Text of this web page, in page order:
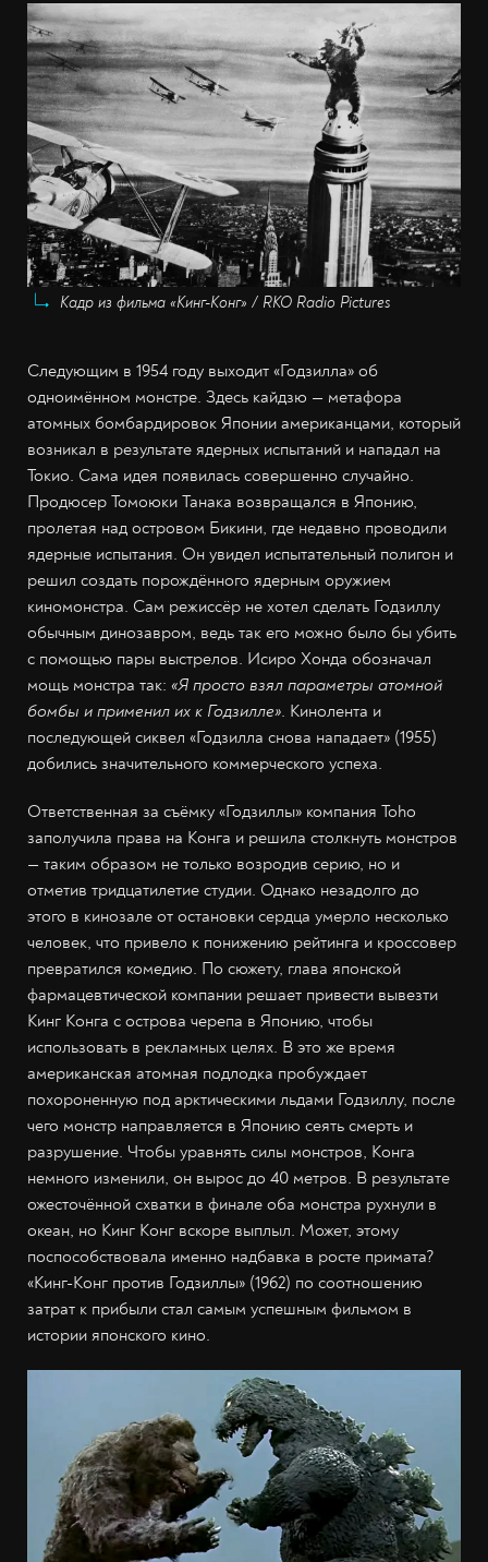
Кадр из фильма «Кинг-Конг» / RKO Radio Pictures
Следующим в 1954 году выходит «Годзилла» об
одноимённом монстре. Здесь кайдзю — метафора
атомных бомбардировок Японии американцами, который
возникал в результате ядерных испытаний и нападал на
Токио. Сама идея появилась совершенно случайно.
Продюсер Томоюки Танака возвращался в Японию,
пролетая над островом Бикини, где недавно проводили
ядерные испытания. Он увидел испытательный полигон и
решил создать порождённого ядерным оружием
киномонстра. Сам режиссёр не хотел сделать Годзиллу
обычным динозавром, ведь так его можно было бы убить
с помощью пары выстрелов. Исиро Хонда обозначал
мощь монстра так: «Я просто взял параметры атомной
бомбы и применил их к Годзилле». Кинолента и
последующей сиквел «Годзилла снова нападает» (1955)
добились значительного коммерческого успеха.
Ответственная за съёмку «Годзиллы» компания Toho
заполучила права на Конга и решила столкнуть монстров
— таким образом не только возродив серию, но и
отметив тридцатилетие студии. Однако незадолго до
этого в кинозале от остановки сердца умерло несколько
человек, что привело к понижению рейтинга и кроссовер
превратился комедию. По сюжету, глава японской
фармацевтической компании решает привести вывезти
Кинг Конга с острова черепа в Японию, чтобы
использовать в рекламных целях. В это же время
американская атомная подлодка пробуждает
похороненную под арктическими льдами Годзиллу, после
чего монстр направляется в Японию сеять смерть и
разрушение. Чтобы уравнять силы монстров, Конга
немного изменили, он вырос до 40 метров. В результате
ожесточённой схватки в финале оба монстра рухнули в
океан, но Кинг Конг вскоре выплыл. Может, этому
поспособствовала именно надбавка в росте примата?
«Кинг-Конг против Годзиллы» (1962) по соотношению
затрат к прибыли стал самым успешным фильмом в
истории японского кино.